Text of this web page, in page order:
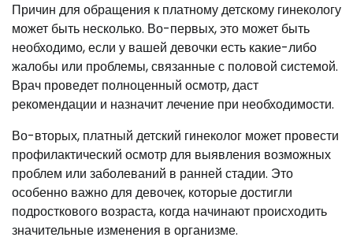
Причин для обращения к платному детскому гинекологу
может быть несколько. Во-первых, это может быть
необходимо, если у вашей девочки есть какие-либо
жалобы или проблемы, связанные с половой системой.
Врач проведет полноценный осмотр, даст
рекомендации и назначит лечение при необходимости.
Во-вторых, платный детский гинеколог может провести
профилактический осмотр для выявления возможных
проблем или заболеваний в ранней стадии. Это
особенно важно для девочек, которые достигли
подросткового возраста, когда начинают происходить
значительные изменения в организме.